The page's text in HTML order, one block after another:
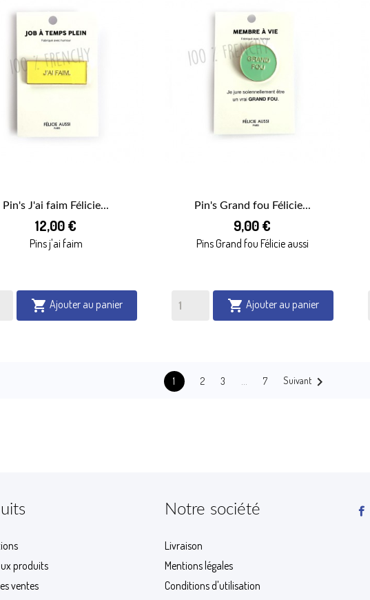
APERÇU RAPIDE
Pin's J'ai faim Félicie...
12,00 €
Pins j'ai faim
 Ajouter au panier
APERÇU RAPIDE
Pin's Grand fou Félicie...
9,00 €
Pins Grand fou Félicie aussi
 Ajouter au panier
1 2 3 … 7 Suivant
produits
ventes
Notre société
Livraison
Mentions légales
Conditions d'utilisation